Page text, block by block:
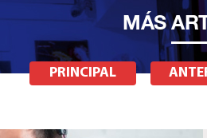
MÁS
PRINCIPAL